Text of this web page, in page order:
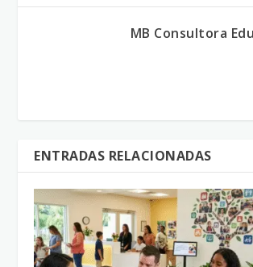
MB Consultora
ENTRADAS RELACIONADAS